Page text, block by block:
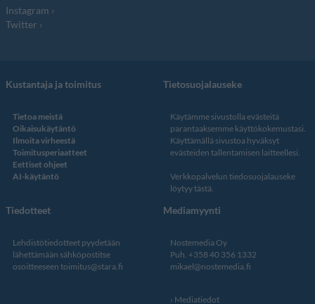
Instagram
Twitter
Kustantaja ja toimitus
Tietoa meistä
Oikaisukäytäntö
Ilmoita virheestä
Toimitusperiaatteet
Eettiset ohjeet
AI-käytäntö
Tietosuojalauseke
Käytämme sivustolla evästeitä
parantaaksemme käyttökokemustasi.
Käyttämällä sivustoa hyväksyt
evästeiden tallentamisen laitteellesi.
Verkkopalvelun tiedosuojalauseke
löytyy tästä.
Tiedotteet
Lehdistötiedotteet pyydetään
lähettämään sähköpostitse
osoitteeseen toimitus@stara.fi
Mediamyynti
Nostemedia Oy
Puh. +358 40 356 1332
mikael@nostemedia.fi
Mediatiedot